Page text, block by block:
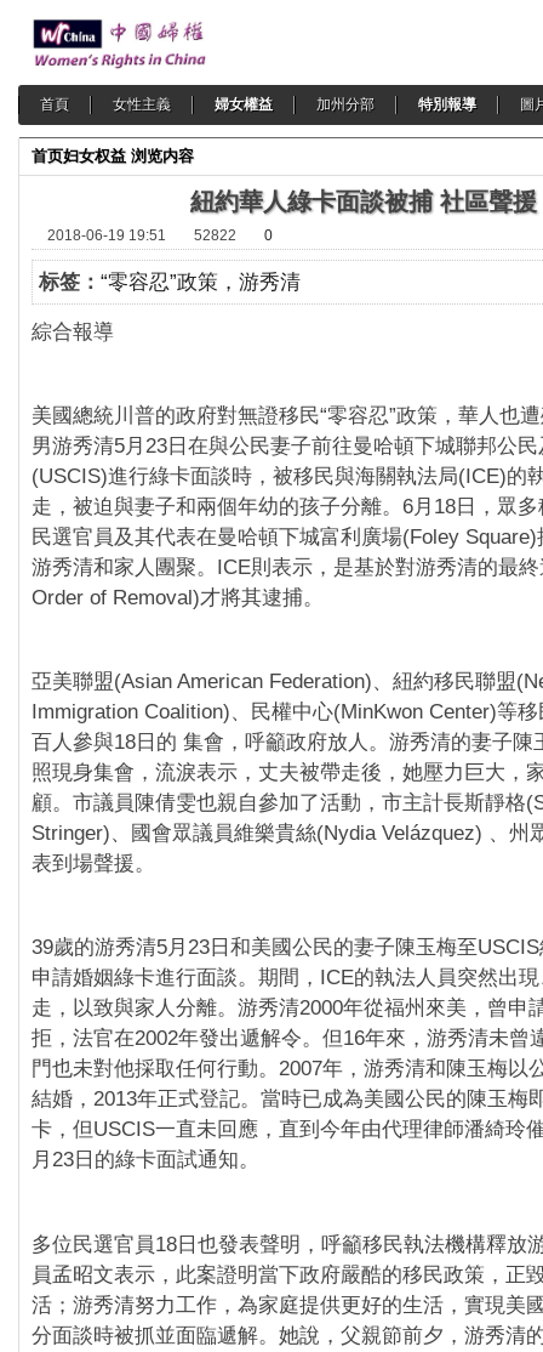
首頁 女性主義 婦女權益 加州分部 特別報導 圖
首页妇女权益 浏览内容
紐約華人綠卡面談被捕 社區聲援
2018-06-19 19:51 52822 0
标签： “零容忍”政策，游秀清
綜合報導
美國總統川普的政府對無證移民“零容忍”政策，華人也
男游秀清5月23日在與公民妻子前往曼哈頓下城聯邦公
(USCIS)進行綠卡面談時，被移民與海關執法局(ICE)的
走，被迫與妻子和兩個年幼的孩子分離。6月18日，眾
民選官員及其代表在曼哈頓下城富利廣場(Foley
游秀清和家人團聚。ICE則表示，是基於對游秀清的最
Order of Removal)才將其逮捕。
亞美聯盟(Asian American Federation)、紐約移民聯盟
Immigration Coalition)、民權中心(MinKwon Center)等
百人參與18日的 集會，呼籲政府放人。游秀清的妻子陳
照現身集會，流淚表示，丈夫被帶走後，她壓力巨大，
顧。市議員陳倩雯也親自參加了活動，市主計長斯靜格
Stringer)、國會眾議員維樂貴絲(Nydia Velázquez) 、州
表到場聲援。
39歲的游秀清5月23日和美國公民的妻子陳玉梅至
申請婚姻綠卡進行面談。期間，ICE的執法人員突然出
走，以致與家人分離。游秀清2000年從福州來美，曾申
拒，法官在2002年發出遞解令。但16年來，游秀清未曾
門也未對他採取任何行動。2007年，游秀清和陳玉梅以
結婚，2013年正式登記。當時已成為美國公民的陳玉梅
卡，但USCIS一直未回應，直到今年由代理律師潘綺玲
月23日的綠卡面試通知。
多位民選官員18日也發表聲明，呼籲移民執法機構釋放
員孟昭文表示，此案證明當下政府嚴酷的移民政策，正
活；游秀清努力工作，為家庭提供更好的生活，實現美
分面談時被抓並面臨遞解。她說，父親節前夕，游秀清